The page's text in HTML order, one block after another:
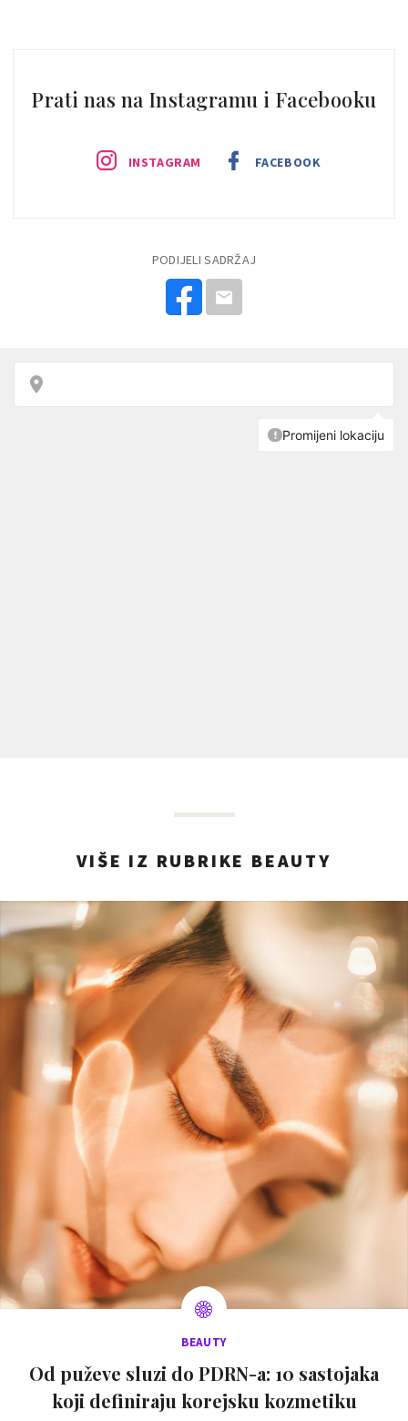
Prati nas na Instagramu i Facebooku
INSTAGRAM FACEBOOK
PODIJELI SADRŽAJ
VIŠE IZ RUBRIKE BEAUTY
BEAUTY
Od puževe sluzi do PDRN-a: 10 sastojaka
koji definiraju korejsku kozmetiku